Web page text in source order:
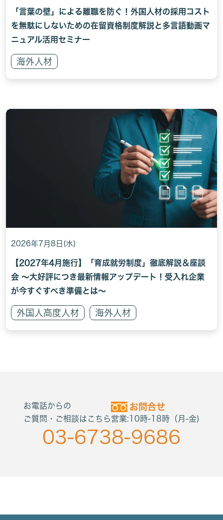
「言葉の壁」による離職を防ぐ！外国人材の採用コスト
を無駄にしないための在留資格制度解説と多言語動画マ
ニュアル活用セミナー
海外人材
2026年7月8日(水)
【2027年4月施行】「育成就労制度」徹底解説＆座談
会 〜大好評につき最新情報アップデート！受入れ企業
が今すぐすべき準備とは〜
外国人高度人材 海外人材
お電話からの
ご質問・ご相談はこちら
お問合せ
営業:10時-18時（月-金)
03-6738-9686